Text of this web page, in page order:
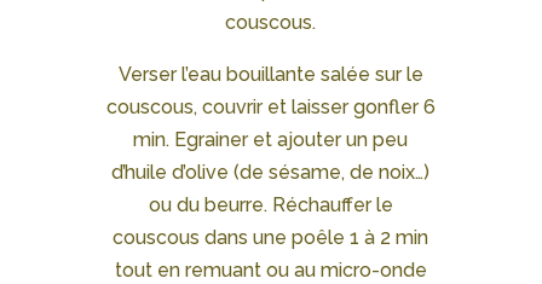
couscous.
Verser l’eau bouillante salée sur le
couscous, couvrir et laisser gonfler 6
min. Egrainer et ajouter un peu
d’huile d’olive (de sésame, de noix…)
ou du beurre. Réchauffer le
couscous dans une poêle 1 à 2 min
tout en remuant ou au micro-onde